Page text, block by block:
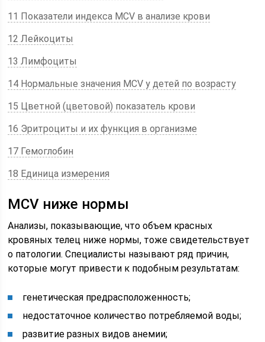
11 Показатели индекса MCV в анализе крови
12 Лейкоциты
13 Лимфоциты
14 Нормальные значения MCV у детей по возрасту
15 Цветной (цветовой) показатель крови
16 Эритроциты и их функция в организме
17 Гемоглобин
18 Единица измерения
MCV ниже нормы
Анализы, показывающие, что объем красных
кровяных телец ниже нормы, тоже свидетельствует
о патологии. Специалисты называют ряд причин,
которые могут привести к подобным результатам:
генетическая предрасположенность;
недостаточное количество потребляемой воды;
развитие разных видов анемии;